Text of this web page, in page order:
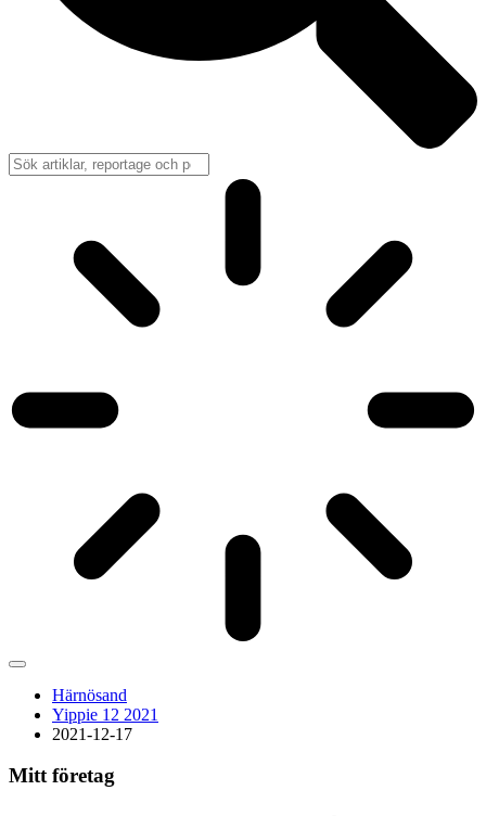
Härnösand
Yippie 12 2021
2021-12-17
Mitt företag